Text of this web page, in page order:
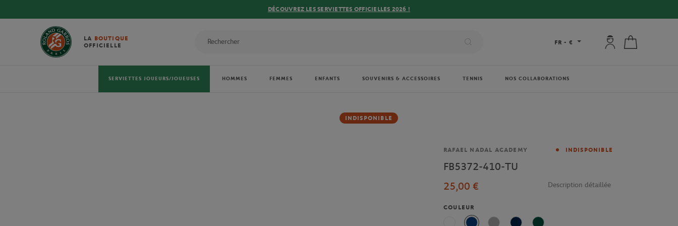
DÉCOUVREZ LES SERVIETTES OFFICIELLES 2026 !
LA BOUTIQUE
OFFICIELLE
FR - € Mon compte : se
SERVIETTES JOUEURS/JOUEUSES HOMMES FEMMES ENFANTS SOUVENIRS & ACCESSOIRES TENNIS NOS COLLABORATIONS
INDISPONIBLE
Marque
RAFAEL NADAL ACADEMY INDISPONIBLE
FB5372-410-TU
25,00 €
Description détaillée
COULEUR